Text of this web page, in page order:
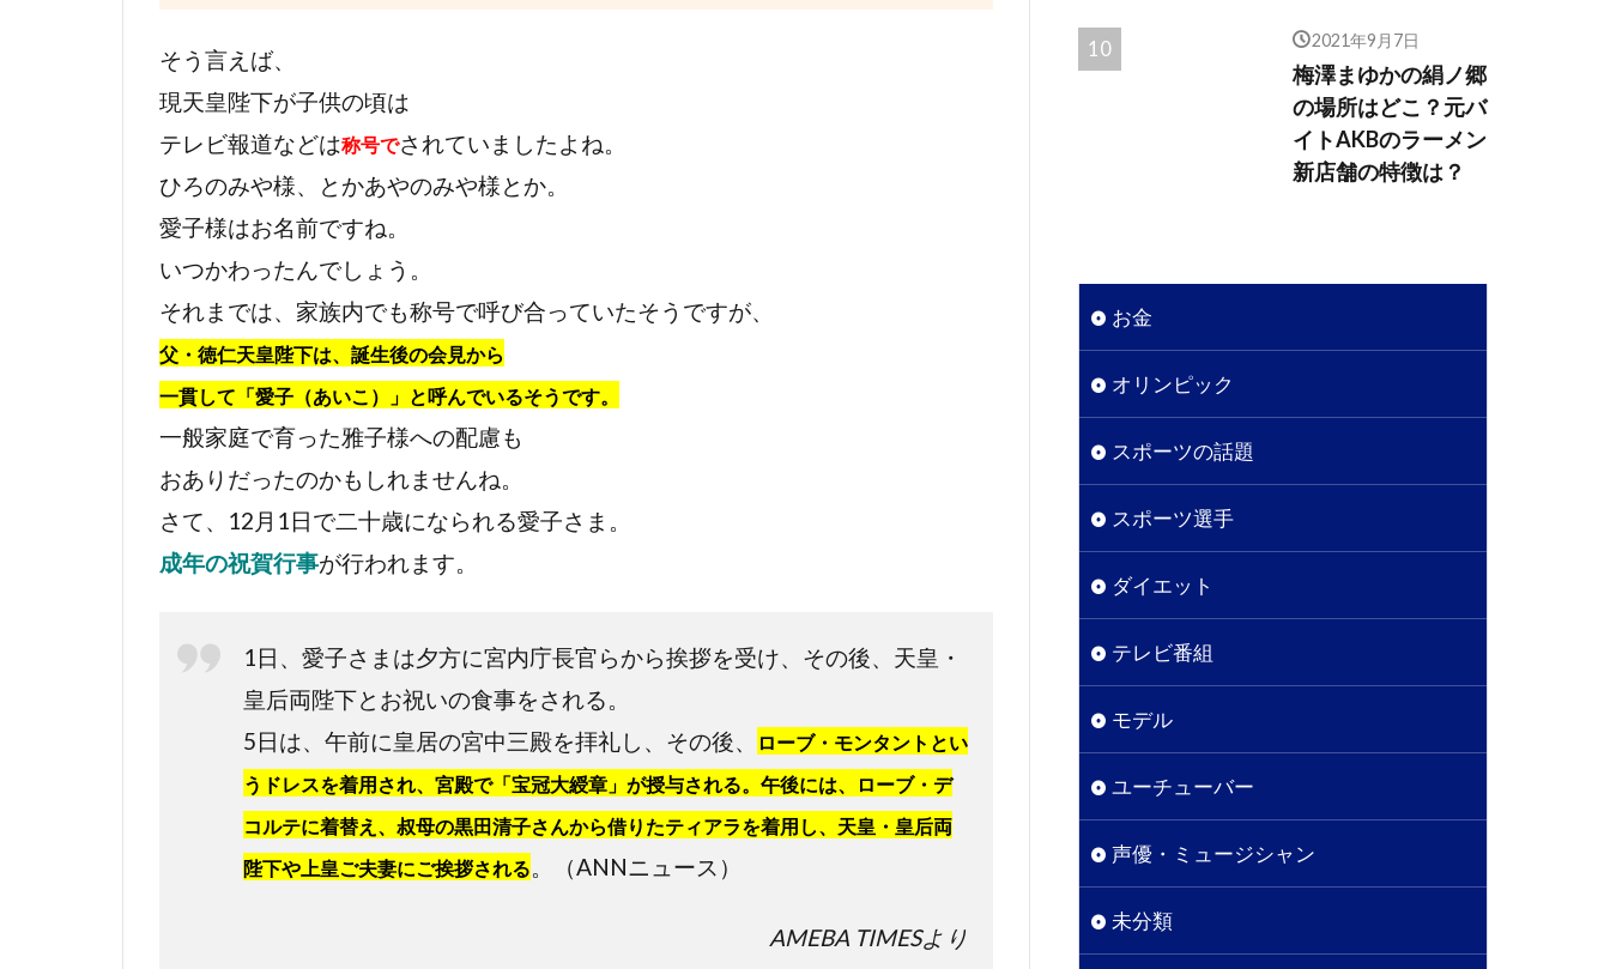
そう言えば、
現天皇陛下が子供の頃は
テレビ報道などは称号でされていましたよね。
ひろのみや様、とかあやのみや様とか。
愛子様はお名前ですね。
いつかわったんでしょう。
それまでは、家族内でも称号で呼び合っていたそうですが、
父・徳仁天皇陛下は、誕生後の会見から
一貫して「愛子（あいこ）」と呼んでいるそうです。
一般家庭で育った雅子様への配慮も
おありだったのかもしれませんね。
さて、12月1日で二十歳になられる愛子さま。
成年の祝賀行事が行われます。
1日、愛子さまは夕方に宮内庁長官らから挨拶を受け、その後、天皇・
皇后両陛下とお祝いの食事をされる。
5日は、午前に皇居の宮中三殿を拝礼し、その後、
ローブ・モンタントとい
うドレスを着用され、宮殿で「宝冠大綬章」が授与される。午後には、ローブ・デ
コルテに着替え、叔母の黒田清子さんから借りたティアラを着用し、天皇・皇后両
陛下や上皇ご夫妻にご挨拶される
。（ANNニュース）
AMEBA TIMESより
2021年9月7日
梅澤まゆかの絹ノ郷
の場所はどこ？元バ
イトAKBのラーメン
新店舗の特徴は？
お金
オリンピック
スポーツの話題
スポーツ選手
ダイエット
テレビ番組
モデル
ユーチューバー
声優・ミュージシャン
未分類